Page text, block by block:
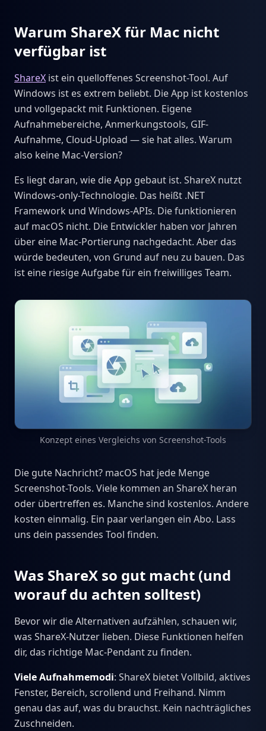
Warum ShareX für Mac nicht
verfügbar ist
ShareX ist ein quelloffenes Screenshot-Tool. Auf
Windows ist es extrem beliebt. Die App ist kostenlos
und vollgepackt mit Funktionen. Eigene
Aufnahmebereiche, Anmerkungstools, GIF-
Aufnahme, Cloud-Upload — sie hat alles. Warum
also keine Mac-Version?
Es liegt daran, wie die App gebaut ist. ShareX nutzt
Windows-only-Technologie. Das heißt .NET
Framework und Windows-APIs. Die funktionieren
auf macOS nicht. Die Entwickler haben vor Jahren
über eine Mac-Portierung nachgedacht. Aber das
würde bedeuten, von Grund auf neu zu bauen. Das
ist eine riesige Aufgabe für ein freiwilliges Team.
Konzept eines Vergleichs von Screenshot-Tools
Die gute Nachricht? macOS hat jede Menge
Screenshot-Tools. Viele kommen an ShareX heran
oder übertreffen es. Manche sind kostenlos. Andere
kosten einmalig. Ein paar verlangen ein Abo. Lass
uns dein passendes Tool finden.
Was ShareX so gut macht (und
worauf du achten solltest)
Bevor wir die Alternativen aufzählen, schauen wir,
was ShareX-Nutzer lieben. Diese Funktionen helfen
dir, das richtige Mac-Pendant zu finden.
Viele Aufnahmemodi: ShareX bietet Vollbild, aktives
Fenster, Bereich, scrollend und Freihand. Nimm
genau das auf, was du brauchst. Kein nachträgliches
Zuschneiden.